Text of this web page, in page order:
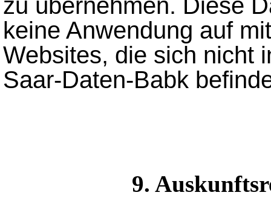
keine Anwendung auf
Websites, die sich nicht
Saar-Daten-Babk
9.